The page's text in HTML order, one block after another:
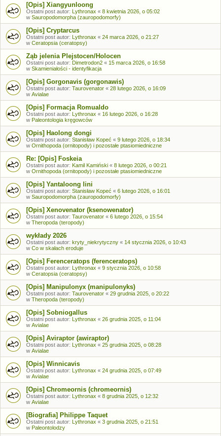
[Opis] Xiangyunloong
Ostatni post autor: Lythronax « 8 kwietnia 2026, o 05:02
w Sauropodomorpha (zauropodomorfy)
[Opis] Cryptarcus
Ostatni post autor: Lythronax « 24 marca 2026, o 21:27
w Ceratopsia (ceratopsy)
Ząb jelenia Plejstocen/Holocen
Ostatni post autor: Dimetrodon2 « 15 marca 2026, o 16:58
w Skamieniałości - identyfikacja
[Opis] Gorgonavis (gorgonawis)
Ostatni post autor: Taurovenator « 28 lutego 2026, o 16:09
w Avialae
[Opis] Formacja Romualdo
Ostatni post autor: Lythronax « 16 lutego 2026, o 16:28
w Paleontologia kręgowców
[Opis] Haolong dongi
Ostatni post autor: Stanisław Kopeć « 9 lutego 2026, o 18:34
w Ornithopoda (ornitopody) i pozostałe ptasiomiedniczne
Re: [Opis] Foskeia
Ostatni post autor: Kamil Kamiński « 8 lutego 2026, o 00:21
w Ornithopoda (ornitopody) i pozostałe ptasiomiedniczne
[Opis] Yantaloong lini
Ostatni post autor: Stanisław Kopeć « 6 lutego 2026, o 16:01
w Sauropodomorpha (zauropodomorfy)
[Opis] Xenovenator (ksenowenator)
Ostatni post autor: Taurovenator « 6 lutego 2026, o 15:54
w Theropoda (teropody)
wykłady 2026
Ostatni post autor: kryty_niekrytyczny « 14 stycznia 2026, o 10:43
w Co w skałach eroduje
[Opis] Ferenceratops (ferenceratops)
Ostatni post autor: Lythronax « 9 stycznia 2026, o 10:58
w Ceratopsia (ceratopsy)
[Opis] Manipulonyx (manipulonyks)
Ostatni post autor: Taurovenator « 29 grudnia 2025, o 20:22
w Theropoda (teropody)
[Opis] Sobniogallus
Ostatni post autor: Lythronax « 26 grudnia 2025, o 11:04
w Avialae
[Opis] Aviraptor (awiraptor)
Ostatni post autor: Lythronax « 25 grudnia 2025, o 08:28
w Avialae
[Opis] Winnicavis
Ostatni post autor: Lythronax « 24 grudnia 2025, o 07:49
w Avialae
[Opis] Chromeornis (chromeornis)
Ostatni post autor: Lythronax « 8 grudnia 2025, o 12:32
w Avialae
[Biografia] Philippe Taquet
Ostatni post autor: Lythronax « 3 grudnia 2025, o 21:51
w Paleontolodzy